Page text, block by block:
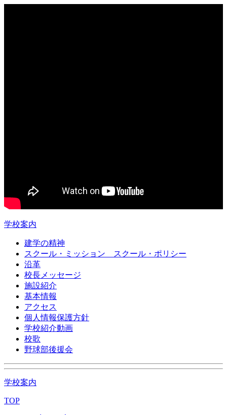
学校案内
建学の精神
スクール・ミッション スクール・ポリシー
沿革
校長メッセージ
施設紹介
基本情報
アクセス
個人情報保護方針
学校紹介動画
校歌
野球部後援会
学校案内
TOP